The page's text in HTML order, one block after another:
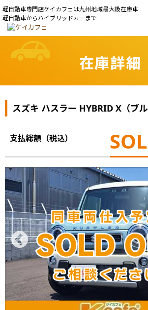
軽自動車専門店ケイカフェは九州地域最大級在庫車
軽自動車からハイブリッドカーまで
在庫詳細
スズキ ハスラー HYBRID X（ブル
支払総額（税込）